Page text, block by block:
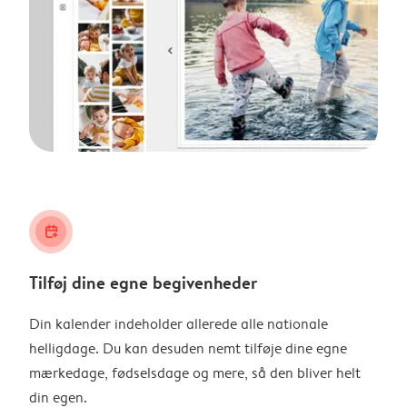
calendar_plus
Tilføj dine egne begivenheder
Din kalender indeholder allerede alle nationale
helligdage. Du kan desuden nemt tilføje dine egne
mærkedage, fødselsdage og mere, så den bliver helt
din egen.